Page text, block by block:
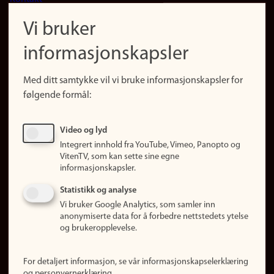
(no)
Finn forsker
Presse
Finn studier
Ledige stillinger
Om nettstedet
Informasjonskapsler
Personvern
Vi bruker
informasjonskapsler
Med ditt samtykke vil vi bruke informasjonskapsler for
følgende formål:
Video og lyd
Integrert innhold fra YouTube, Vimeo, Panopto og
VitenTV, som kan sette sine egne
informasjonskapsler.
Statistikk og analyse
Vi bruker Google Analytics, som samler inn
anonymiserte data for å forbedre nettstedets ytelse
og brukeropplevelse.
For detaljert informasjon, se vår informasjonskapselerklæring